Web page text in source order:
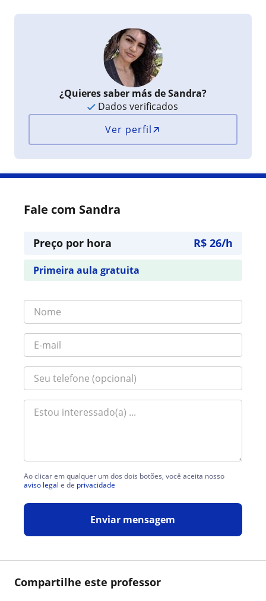
Compartilhe este professor
¿Quieres saber más de Sandra?
Dados verificados
Ver perfil
Fale com Sandra
Preço por hora R$ 26/h
Primeira aula gratuita
Ao clicar em qualquer um dos dois botões, você aceita nosso
aviso legal e de privacidade
Enviar mensagem